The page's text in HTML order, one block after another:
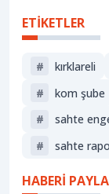
ETİKETLER
# kırklareli
#
kom şube
#
sahte
#
sahte
HABERİ